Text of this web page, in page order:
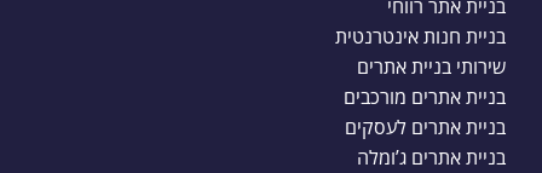
בניית אתר רווחי
בניית חנות אינטרנטית
שירותי בניית אתרים
בניית אתרים מורכבים
בניית אתרים לעסקים
בניית אתרים ג’ומלה